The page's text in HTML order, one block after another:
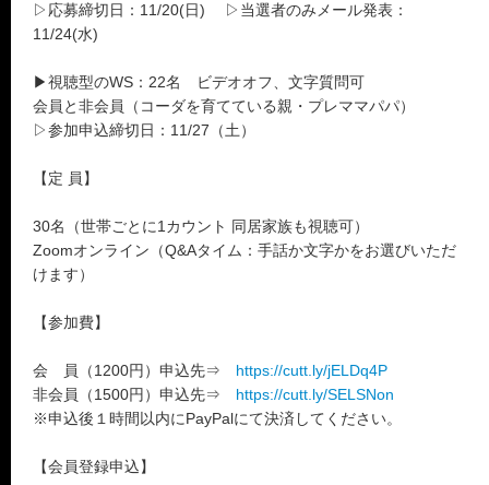
▷応募締切日：11/20(日) ▷当選者のみメール発表：
11/24(水)
▶視聴型のWS：22名 ビデオオフ、文字質問可
会員と非会員（コーダを育てている親・プレママパパ）
▷参加申込締切日：11/27（土）
【定 員】
30名（世帯ごとに1カウント 同居家族も視聴可）
Zoomオンライン（Q&Aタイム：手話か文字かをお選びいただ
けます）
【参加費】
会 員（1200円）申込先⇒ https://cutt.ly/jELDq4P
非会員（1500円）申込先⇒ https://cutt.ly/SELSNon
※申込後１時間以内にPayPalにて決済してください。
【会員登録申込】